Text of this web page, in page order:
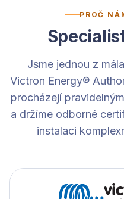
PROČ
Jsme jednou z
Victron Energy®
procházejí
a držíme odborné
instalaci